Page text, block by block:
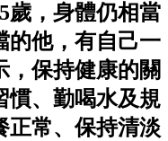
歲，身體仍相當
的他，有自己一
，保持健康的關
慣、勤喝水及規
正常、保持清淡